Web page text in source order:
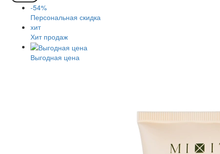
-54%
Персональная скидка
хит
Хит продаж
Выгодная цена